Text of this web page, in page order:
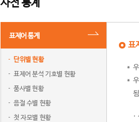
사전 통계
표제어 통계
단위별 현황
표제어 분석 기호별 현황
품사별 현황
음절 수별 현황
첫 자모별 현황
표